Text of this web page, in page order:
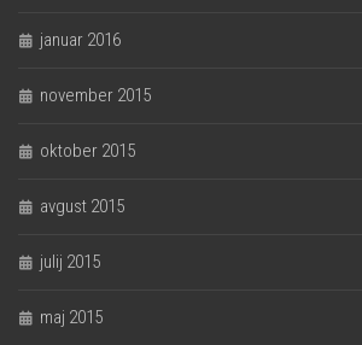
januar 2016
november 2015
oktober 2015
avgust 2015
julij 2015
maj 2015